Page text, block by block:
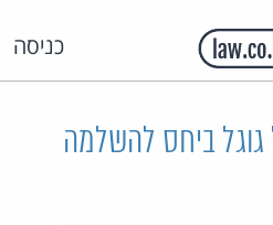
כניסה
ביחס להשלמה